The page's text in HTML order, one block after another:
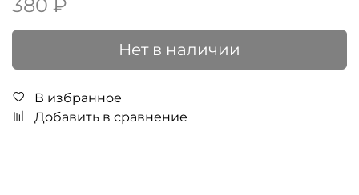
380 ₽
Нет в наличии
В избранное
Добавить в сравнение